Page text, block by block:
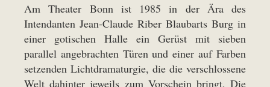
Am Theater Bonn ist 1985 in der Ära des
Intendanten Jean-Claude Riber Blaubarts Burg in
einer gotischen Halle ein Gerüst mit sieben
parallel angebrachten Türen und einer auf Farben
setzenden Lichtdramaturgie, die die verschlossene
Welt dahinter jeweils zum Vorschein bringt. Die